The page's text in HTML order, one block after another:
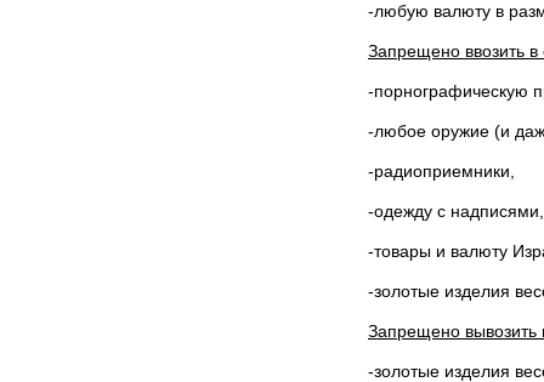
-любую валюту в
Запрещено ввозить в
-порнографическую
-любое оружие (и
-радиоприемники,
-одежду с
-товары и валюту
-золотые изделия
Запрещено вывозить
-золотые изделия